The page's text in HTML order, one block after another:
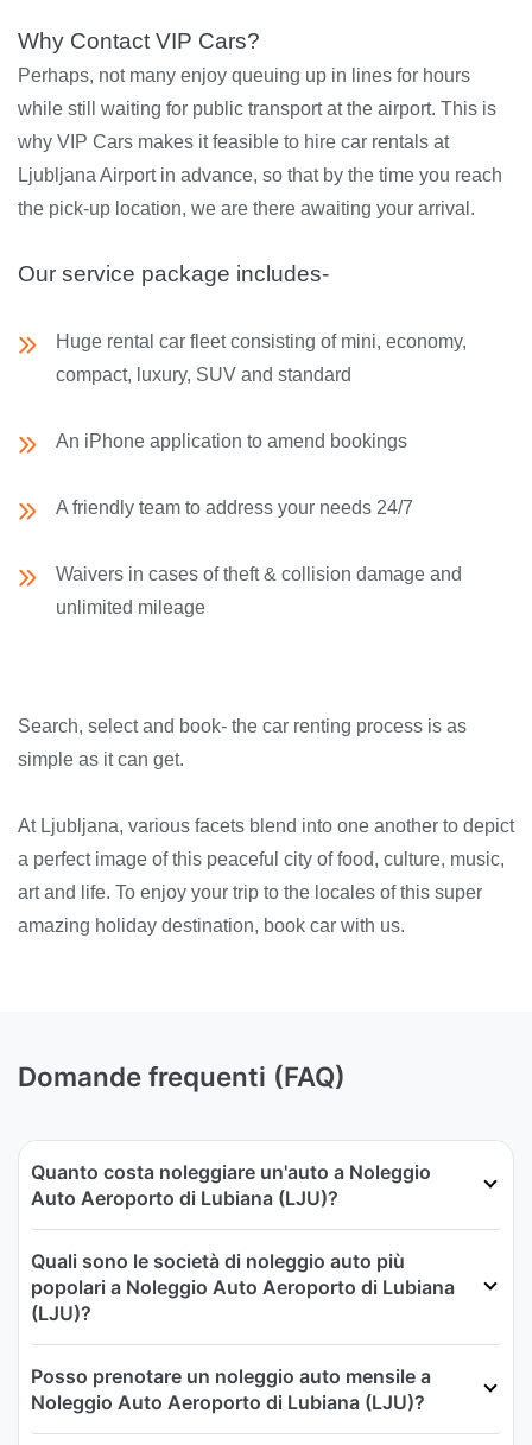
Why Contact VIP Cars?
Perhaps, not many enjoy queuing up in lines for hours
while still waiting for public transport at the airport. This is
why VIP Cars makes it feasible to hire car rentals at
Ljubljana Airport in advance, so that by the time you reach
the pick-up location, we are there awaiting your arrival.
Our service package includes-
Huge rental car fleet consisting of mini, economy,
compact, luxury, SUV and standard
An iPhone application to amend bookings
A friendly team to address your needs 24/7
Waivers in cases of theft & collision damage and
unlimited mileage
Search, select and book- the car renting process is as
simple as it can get.
At Ljubljana, various facets blend into one another to depict
a perfect image of this peaceful city of food, culture, music,
art and life. To enjoy your trip to the locales of this super
amazing holiday destination, book car with us.
Domande frequenti (FAQ)
Quanto costa noleggiare un'auto a Noleggio
Auto Aeroporto di Lubiana (LJU)?
Quali sono le società di noleggio auto più
popolari a Noleggio Auto Aeroporto di Lubiana
(LJU)?
Posso prenotare un noleggio auto mensile a
Noleggio Auto Aeroporto di Lubiana (LJU)?